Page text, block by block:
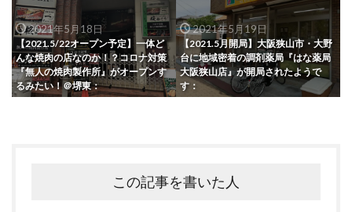
2021年5月18日
【2021.5/22オープン予定】一体ど
んな焼肉の店なのか！？コロナ対策
『無人の焼肉製作所』がオープンす
るみたい！＠堺東：
2021年5月19日
【2021.5月開局】大阪狭山市・大野
台に地域密着の調剤薬局『はな薬局
大阪狭山店』が開局されたようで
す：
この記事を書いた人